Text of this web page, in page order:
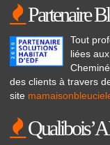
Partenaire
Tout
liées
des clients à travers
site